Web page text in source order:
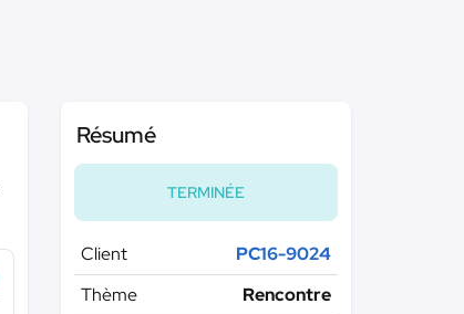
Résumé
TERMINÉE
Client
PC16-9024
Thème
Rencontre